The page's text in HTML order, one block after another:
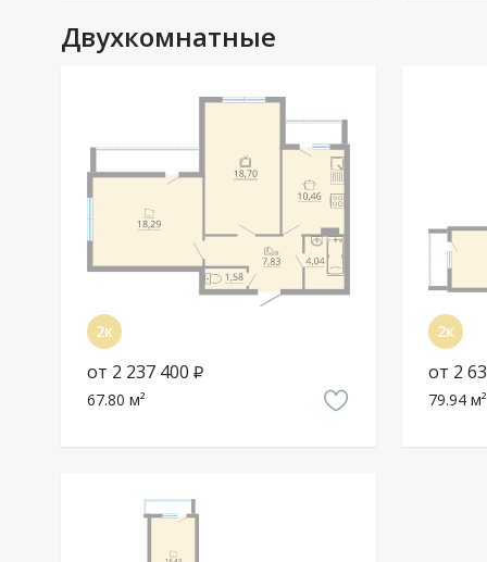
В ЖК «Чемпион» построят собственную
сквозняков спасёт утепление фасада
Безопасность
Парковка предусмотрена гостевая около
улице есть гаражные кооперативы, где жильцы
Cообщить о неточности в описании
Двухкомнатные
от 2 237 400 ₽
67.80 м²
от 2
79.94 м²